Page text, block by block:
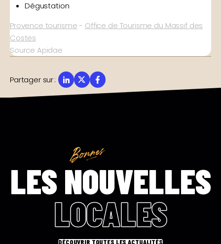
Dégustation
Provence tourisme- Office de Tourisme du Massif des
Costes
Source Apidae
Partager sur:
LES NOUVELLES
LOCALES
DÉCOUVRIR TOUTES LES ACTUALITÉS